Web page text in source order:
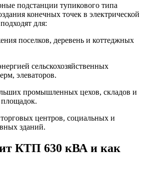
подстанции тупикового типа
конечных точек в электрической
для:
поселков, деревень и коттеджных
сельскохозяйственных
элеваторов.
промышленных цехов, складов и
центров, социальных и
зданий.
КТП 630 кВА и как